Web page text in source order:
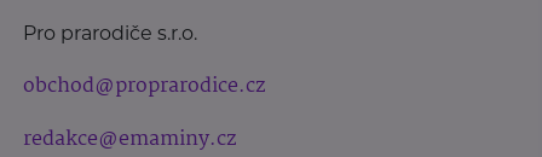
Pro prarodiče s.r.o.
obchod@proprarodice.cz
redakce@emaminy.cz